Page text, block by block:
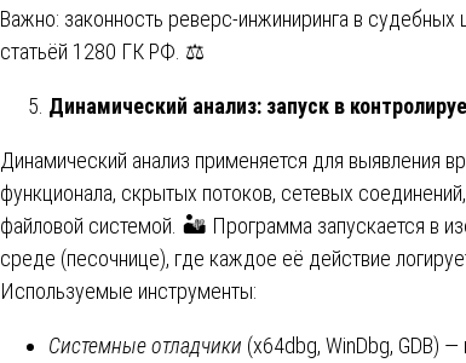
Важно: законность реверс-инжиниринга в судебных
статьёй 1280 ГК РФ. ⚖️
Динамический анализ: запуск в
Динамический анализ применяется для выявления
функционала, скрытых потоков, сетевых
файловой системой. 🏜️ Программа запускается в
среде (песочнице), где каждое её действие
Используемые инструменты:
Системные отладчики (x64dbg, WinDbg, GDB) —